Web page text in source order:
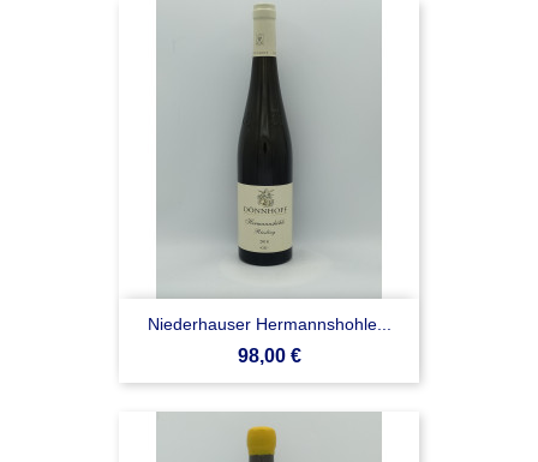
Niederhauser Hermannshohle...
Prezzo
98,00 €